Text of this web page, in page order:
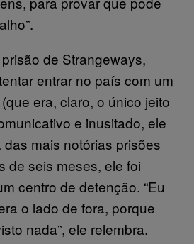
de Strangeways,
entrar no país com um
era, claro, o único jeito
e inusitado, ele
mais notórias prisões
de seis meses, ele foi
centro de detenção. “Eu
o lado de fora, porque
nada”, ele relembra.